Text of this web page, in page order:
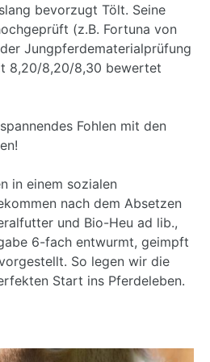
bevorzugt Tölt. Seine
(z.B. Fortuna von
Jungpferdematerialprüfung
8,20/8,20/8,30 bewertet
Fohlen mit den
in einem sozialen
nach dem Absetzen
und Bio-Heu ad lib.,
6-fach entwurmt, geimpft
So legen wir die
Start ins Pferdeleben.